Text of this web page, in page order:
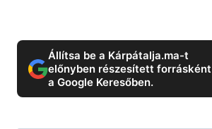
Állítsa be a Kárpátalja.ma-t
előnyben részesített forrásként
a Google Keresőben.